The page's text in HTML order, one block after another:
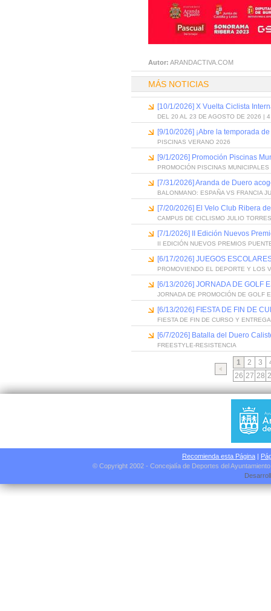
Autor: ARANDACTIVA.COM
MÁS NOTICIAS
[10/1/2026] X Vuelta Ciclista
DEL 20 AL 23 DE AGOSTO DE 2026 | 4
[9/10/2026] ¡Abre la temporada
PISCINAS VERANO 2026
[9/1/2026] Promoción Piscinas
PROMOCIÓN PISCINAS
[7/31/2026] Aranda de Duero
BALONMANO: ESPAÑA VS FRANCIA
[7/20/2026] El Velo Club Ribera
CAMPUS DE CICLISMO JULIO
[7/1/2026] II Edición Nuevos
II EDICIÓN NUEVOS PREMIOS
[6/17/2026] JUEGOS
PROMOVIENDO EL DEPORTE Y LOS
[6/13/2026] JORNADA DE GOLF
JORNADA DE PROMOCIÓN DE GOLF
[6/13/2026] FIESTA DE FIN DE
FIESTA DE FIN DE CURSO Y
[6/7/2026] Batalla del Duero
FREESTYLE-RESISTENCIA
1 2 3
26 27 28
Recomienda esta Página |
© Copyright 2002 - Concejalía de Deportes del